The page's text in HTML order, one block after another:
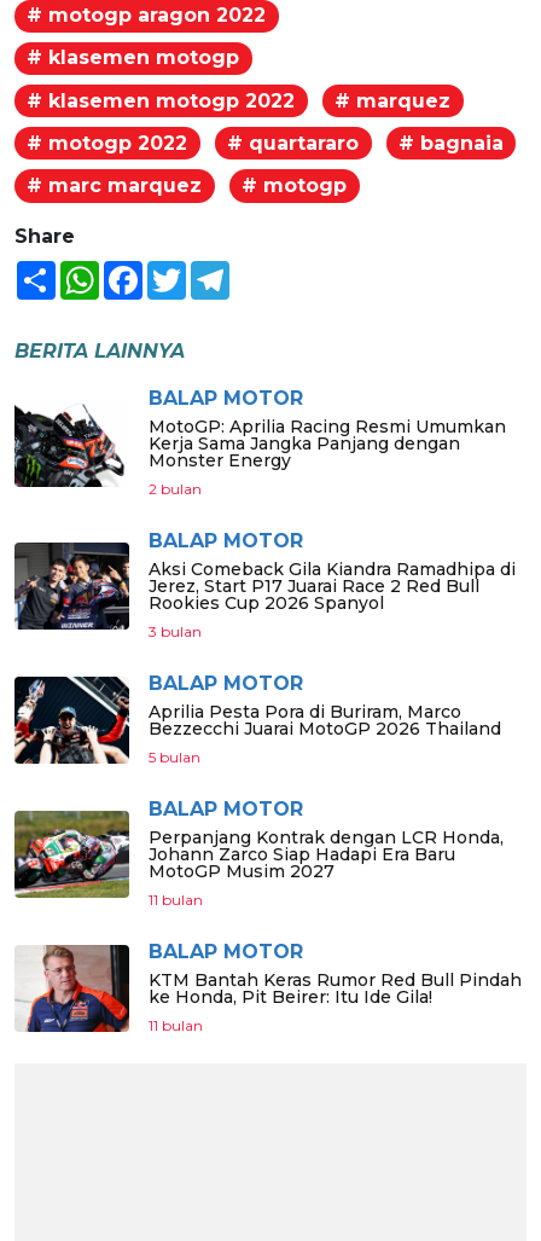
# motogp aragon 2022
# klasemen motogp
# klasemen motogp 2022
# marquez
# motogp 2022
# quartararo
# bagnaia
# marc marquez
# motogp
Share
Share WhatsAppFacebook
Twitter
BERITA LAINNYA
BALAP MOTOR
MotoGP: Aprilia Racing Resmi Umumkan
Kerja Sama Jangka Panjang dengan
Monster Energy
2 bulan
BALAP MOTOR
Aksi Comeback Gila Kiandra Ramadhipa di
Jerez, Start P17 Juarai Race 2 Red Bull
Rookies Cup 2026 Spanyol
3 bulan
BALAP MOTOR
Aprilia Pesta Pora di Buriram, Marco
Bezzecchi Juarai MotoGP 2026 Thailand
5 bulan
BALAP MOTOR
Perpanjang Kontrak dengan LCR Honda,
Johann Zarco Siap Hadapi Era Baru
MotoGP Musim 2027
11 bulan
BALAP MOTOR
KTM Bantah Keras Rumor Red Bull Pindah
ke Honda, Pit Beirer: Itu Ide Gila!
11 bulan